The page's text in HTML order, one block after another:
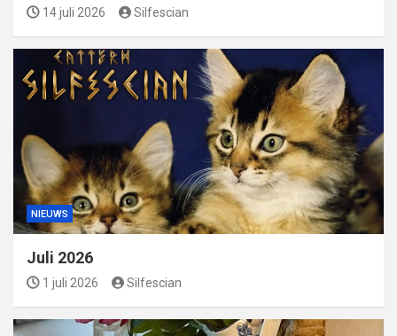
14 juli 2026 Silfescian
NIEUWS
Juli 2026
1 juli 2026 Silfescian